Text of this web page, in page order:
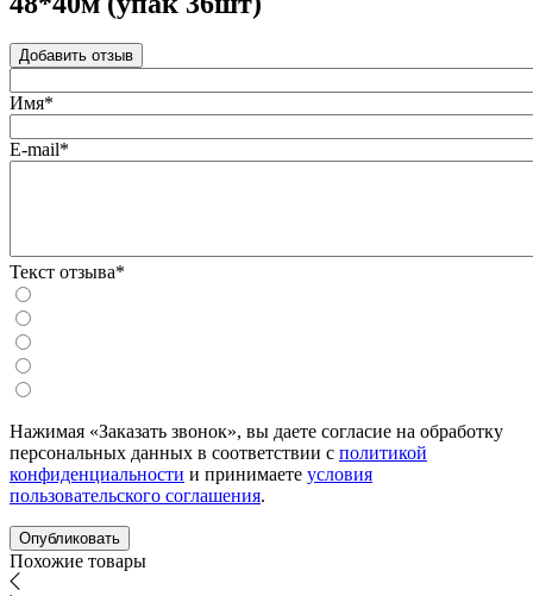
Добавить отзыв
Имя*
E-mail*
Текст отзыва*
Нажимая «Заказать звонок», вы даете согласие на обработку
персональных данных в соответствии с политикой
конфиденциальности и принимаете условия
пользовательского соглашения.
Похожие товары